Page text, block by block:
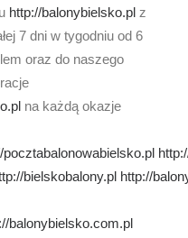
http://balonybielsko.pl z
7 dni w tygodniu od 6
oraz do naszego
na każdą okazje
pocztabalonowabielsko.pl
bielskobalony.pl http://
balonybielsko.com.pl